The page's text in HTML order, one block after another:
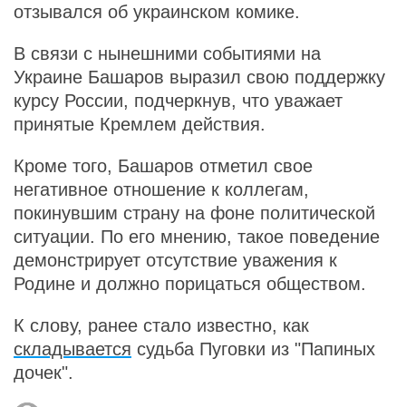
отзывался об украинском комике.
В связи с нынешними событиями на
Украине Башаров выразил свою поддержку
курсу России, подчеркнув, что уважает
принятые Кремлем действия.
Кроме того, Башаров отметил свое
негативное отношение к коллегам,
покинувшим страну на фоне политической
ситуации. По его мнению, такое поведение
демонстрирует отсутствие уважения к
Родине и должно порицаться обществом.
К слову, ранее стало известно, как
складывается судьба Пуговки из "Папиных
дочек".